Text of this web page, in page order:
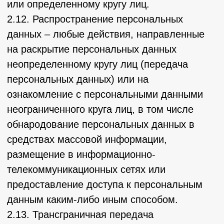
персональных данных при наличии
оснований, указанных в Законе о
персональных данных;
– самостоятельно определять состав и
перечень мер, необходимых и достаточных
для обеспечения выполнения обязанностей,
предусмотренных Законом о персональных
данных и принятыми в соответствии с ним
нормативными правовыми актами, если
иное не предусмотрено Законом о
персональных данных или другими
федеральными законами.
– предоставлять субъекту персональных
данных по его просьбе информацию,
касающуюся обработки его персональных
– организовывать обработку персональных
данных в порядке, установленном
– отвечать на обращения и запросы